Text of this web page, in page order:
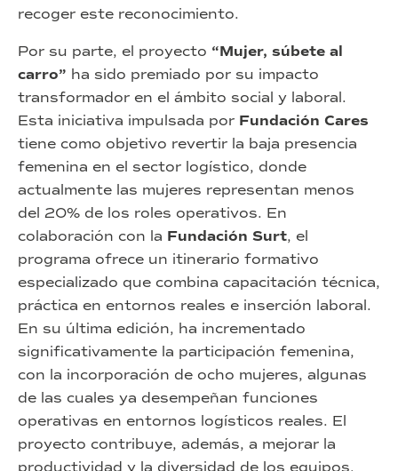
recoger este reconocimiento.
Por su parte, el proyecto “Mujer, súbete al
carro” ha sido premiado por su impacto
transformador en el ámbito social y laboral.
Esta iniciativa impulsada por Fundación Cares
tiene como objetivo revertir la baja presencia
femenina en el sector logístico, donde
actualmente las mujeres representan menos
del 20% de los roles operativos. En
colaboración con la Fundación Surt, el
programa ofrece un itinerario formativo
especializado que combina capacitación técnica,
práctica en entornos reales e inserción laboral.
En su última edición, ha incrementado
significativamente la participación femenina,
con la incorporación de ocho mujeres, algunas
de las cuales ya desempeñan funciones
operativas en entornos logísticos reales. El
proyecto contribuye, además, a mejorar la
productividad y la diversidad de los equipos,